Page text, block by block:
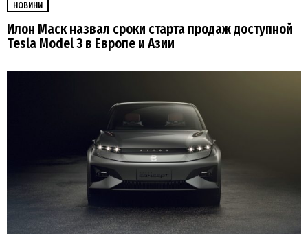
НОВИНИ
Илон Маск назвал сроки старта продаж доступной
Tesla Model 3 в Европе и Азии